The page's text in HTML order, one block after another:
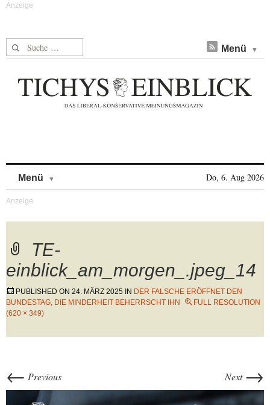
Suche nach: Menü
Menü Do, 6. Aug 2026
TE-
einblick_am_morgen_.jpeg_14
PUBLISHED ON 24. MÄRZ 2025 IN DER FALSCHE ERÖFFNET DEN
BUNDESTAG, DIE MINDERHEIT BEHERRSCHT IHN
FULL RESOLUTION
(620 × 349)
← Previous Next →